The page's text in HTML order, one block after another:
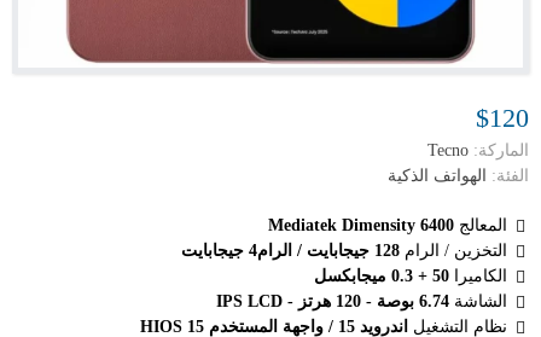
$120
الماركة: Tecno
الفئة:
الهواتف الذكية
المعالج Mediatek Dimensity 6400
التخزين / الرام 128 جيجابايت / الرام4 جيجابايت
الكاميرا
50 + 0.3 ميجابكسل
الشاشة 6.74 بوصة - 120 هرتز - IPS LCD
نظام التشغيل اندرويد 15 / واجهة المستخدم HIOS 15